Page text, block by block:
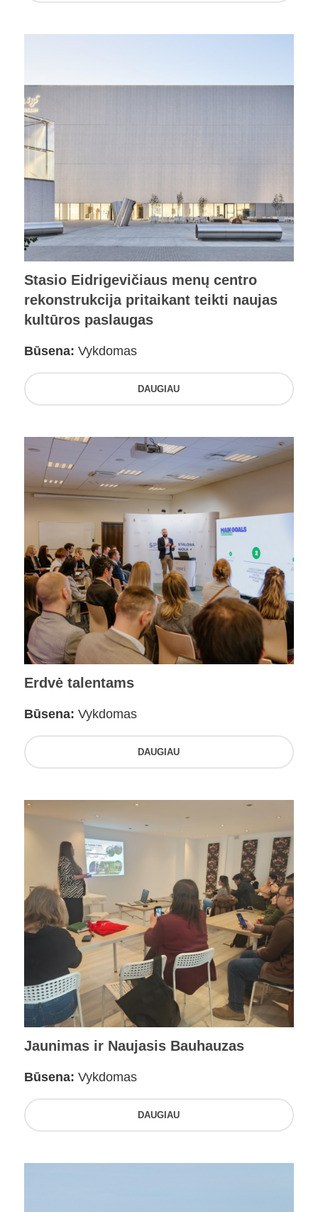
Stasio Eidrigevičiaus menų centro
rekonstrukcija pritaikant teikti naujas
kultūros paslaugas
Būsena: Vykdomas
DAUGIAU
Erdvė talentams
Būsena: Vykdomas
DAUGIAU
Jaunimas ir Naujasis Bauhauzas
Būsena: Vykdomas
DAUGIAU